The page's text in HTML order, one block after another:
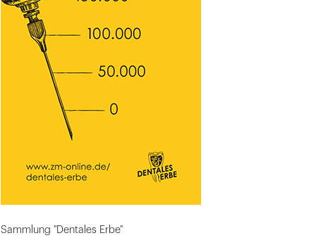
Sammlung "Dentales Erbe"